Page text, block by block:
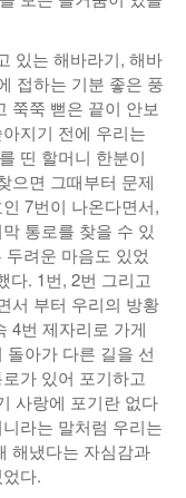
있는 해바라기, 해바
접하는 기분 좋은 풍
쭉쭉 뻗은 끝이 안보
지기 전에 우리는
띤 할머니 한분이
으면 그때부터 문제
7번이 나온다면서,
통로를 찾을 수 있
두려운 마음도 있었
다. 1번, 2번 그리고
서 부터 우리의 방황
4번 제자리로 가게
아가 다른 길을 선
가 있어 포기하고
사랑에 포기란 없다
라는 말처럼 우리는
해냈다는 자심감과
다.